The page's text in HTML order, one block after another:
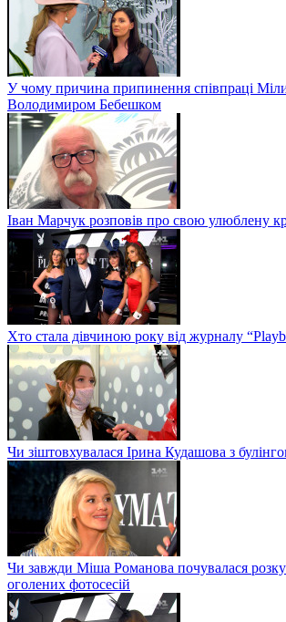
У чому причина припинення співпраці Міли
Володимиром Бебешком
Іван Марчук розповів про свою улюблену
Хто стала дівчиною року від журналу
Чи зіштовхувалася Ірина Кудашова з
Чи завжди Міша Романова почувалася
оголених фотосесій